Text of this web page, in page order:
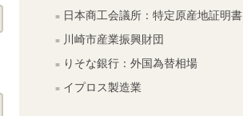
日本商工会議所：特定原産地証明書
川崎市産業振興財団
りそな銀行：外国為替相場
イプロス製造業